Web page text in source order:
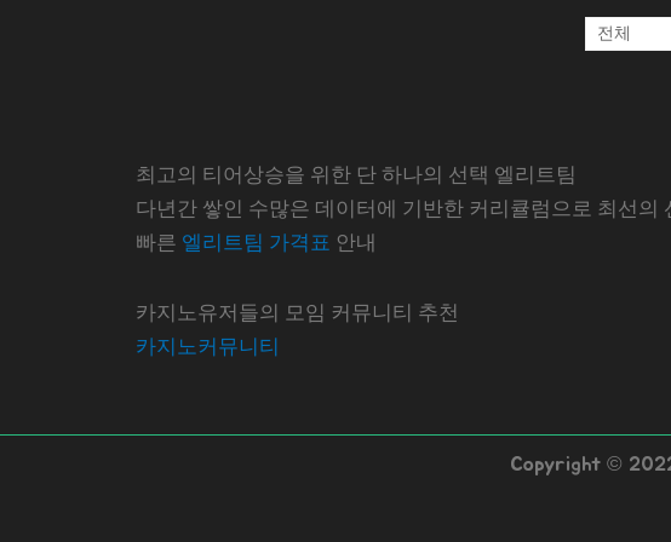
최고의 티어상승을 위한 단 하나의 선택 엘리트팀
다년간 쌓인 수많은 데이터에 기반한 커리큘럼으로 최선의
빠른 엘리트팀 가격표 안내
카지노유저들의 모임 커뮤니티 추천
카지노커뮤니티
Copyright © 2022